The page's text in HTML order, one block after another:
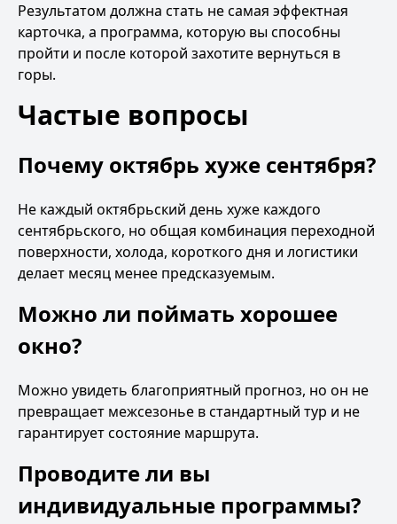
Результатом должна стать не самая эффектная
карточка, а программа, которую вы способны
пройти и после которой захотите вернуться в
горы.
Частые вопросы
Почему октябрь хуже сентября?
Не каждый октябрьский день хуже каждого
сентябрьского, но общая комбинация переходной
поверхности, холода, короткого дня и логистики
делает месяц менее предсказуемым.
Можно ли поймать хорошее
окно?
Можно увидеть благоприятный прогноз, но он не
превращает межсезонье в стандартный тур и не
гарантирует состояние маршрута.
Проводите ли вы
индивидуальные программы?